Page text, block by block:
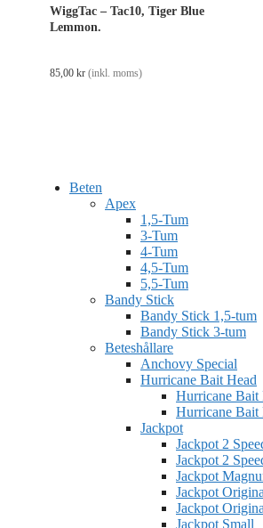
WiggTac – Tac10, Tiger Blue
Lemmon.
85,00 kr (inkl. moms)
Beten
Apex
1,5-Tum
3-Tum
4-Tum
4,5-Tum
5,5-Tum
Bandy Stick
Bandy Stick 1,5-tum
Bandy Stick 3-tum
Beteshållare
Anchovy Special
Hurricane Bait Head
Hurricane Bait
Hurricane Bait
Jackpot
Jackpot 2
Jackpot 2
Jackpot
Jackpot
Jackpot
Jackpot Small